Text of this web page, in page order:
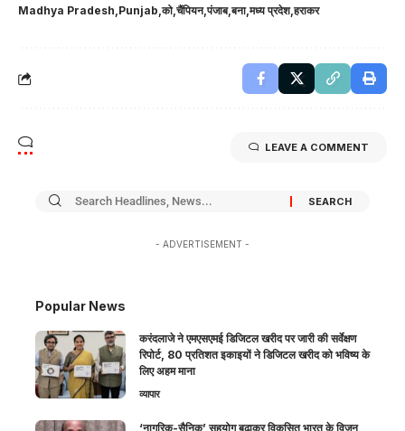
Madhya Pradesh Punjab को चैंपियन पंजाब बना मध्य प्रदेश हराकर
LEAVE A COMMENT
- ADVERTISEMENT -
Popular News
करंदलाजे ने एमएसएमई डिजिटल खरीद पर जारी की सर्वेक्षण
रिपोर्ट, 80 प्रतिशत इकाइयों ने डिजिटल खरीद को भविष्य के
लिए अहम माना
व्यापार
‘नागरिक-सैनिक’ सहयोग बढ़ाकर विकसित भारत के विजन